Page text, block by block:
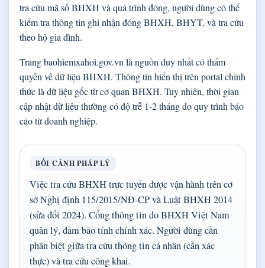
tra cứu mã số BHXH và quá trình đóng, người dùng có thể
kiểm tra thông tin ghi nhận đóng BHXH, BHYT, và tra cứu
theo hộ gia đình.
Trang baohiemxahoi.gov.vn là nguồn duy nhất có thẩm
quyền về dữ liệu BHXH. Thông tin hiển thị trên portal chính
thức là dữ liệu gốc từ cơ quan BHXH. Tuy nhiên, thời gian
cập nhật dữ liệu thường có độ trễ 1-2 tháng do quy trình báo
cáo từ doanh nghiệp.
BỐI CẢNH PHÁP LÝ
Việc tra cứu BHXH trực tuyến được vận hành trên cơ
sở Nghị định 115/2015/NĐ-CP và Luật BHXH 2014
(sửa đổi 2024). Cổng thông tin do BHXH Việt Nam
quản lý, đảm bảo tính chính xác. Người dùng cần
phân biệt giữa tra cứu thông tin cá nhân (cần xác
thực) và tra cứu công khai.